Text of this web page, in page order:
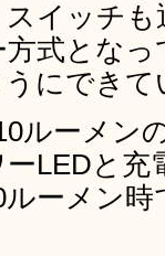
イッチ
式とな
にでき
ルーメン
LEDと
ーメン